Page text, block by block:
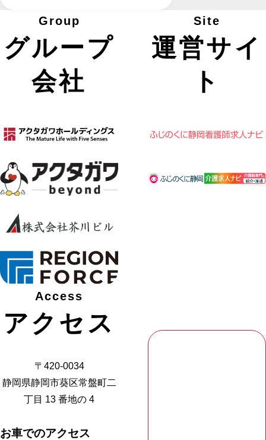
Group
グループ
会社
Site
運営サイ
ト
Access
アクセス
〒420-0034
静岡県静岡市葵区常盤町二
丁目 13 番地の 4
お車でのアクセス